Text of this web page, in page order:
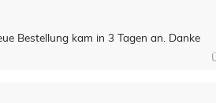
Bestellung kam in 3 Tagen an. Danke